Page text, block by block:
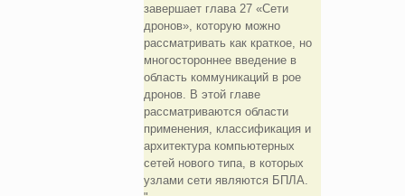
завершает глава 27 «Сети
дронов», которую можно
рассматривать как краткое, но
многостороннее введение в
область коммуникаций в рое
дронов. В этой главе
рассматриваются области
применения, классификация и
архитектура компьютерных
сетей нового типа, в которых
узлами сети являются БПЛА.